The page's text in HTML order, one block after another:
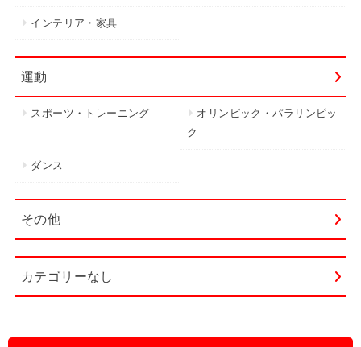
インテリア・家具
運動
スポーツ・トレーニング
オリンピック・パラリンピッ
ク
ダンス
その他
カテゴリーなし